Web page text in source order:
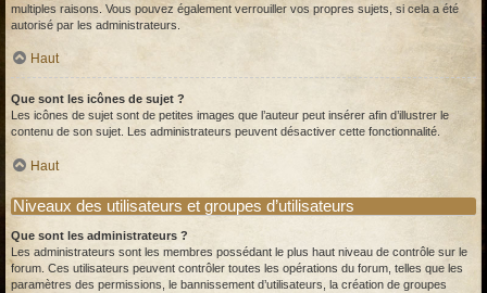
multiples raisons. Vous pouvez également verrouiller vos propres sujets, si cela a été
autorisé par les administrateurs.
Haut
Que sont les icônes de sujet ?
Les icônes de sujet sont de petites images que l’auteur peut insérer afin d’illustrer le
contenu de son sujet. Les administrateurs peuvent désactiver cette fonctionnalité.
Haut
Niveaux des utilisateurs et groupes d’utilisateurs
Que sont les administrateurs ?
Les administrateurs sont les membres possédant le plus haut niveau de contrôle sur le
forum. Ces utilisateurs peuvent contrôler toutes les opérations du forum, telles que les
paramètres des permissions, le bannissement d’utilisateurs, la création de groupes